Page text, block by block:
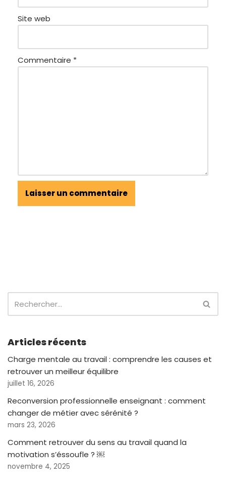
Site web
Commentaire *
Articles récents
Charge mentale au travail : comprendre les causes et
retrouver un meilleur équilibre
juillet 16, 2026
Reconversion professionnelle enseignant : comment
changer de métier avec sérénité ?
mars 23, 2026
Comment retrouver du sens au travail quand la
motivation s’éssoufle ? ￼
novembre 4, 2025